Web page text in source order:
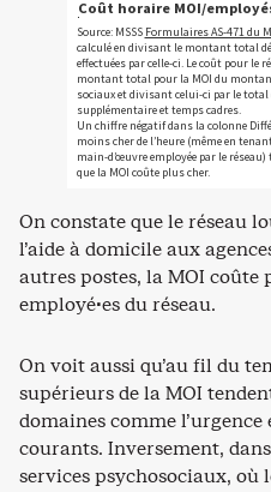
On constate que le réseau
l’aide à domicile aux
autres postes, la MOI coûte
employé·es du réseau.
On voit aussi qu’au fil du
supérieurs de la MOI
domaines comme l’urgence
courants. Inversement,
services psychosociaux, où